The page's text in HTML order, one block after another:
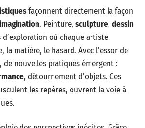
façonnent directement la façon
imagination. Peinture, sculpture, dessin
où chaque artiste
la matière, le hasard. Avec l’essor de
, de nouvelles pratiques émergent :
, détournement d’objets. Ces
les repères, ouvrent la voie à